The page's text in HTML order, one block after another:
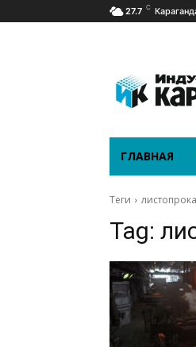
27.7 C
ГЛАВНАЯ
Теги
Tag: